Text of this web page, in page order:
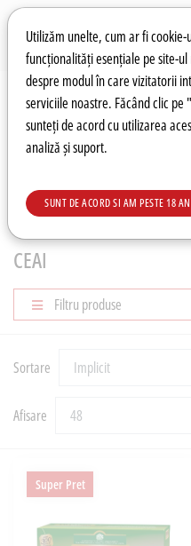
Preferințe pentru
Utilizăm unelte, cum ar fi
funcționalități esențiale pe site-
despre modul în care vizitatorii
serviciile noastre. Făcând clic
sunteți de acord cu utilizarea
analiză și suport.
SUNT DE ACORD SI AM PESTE 18
Wishlist
CAFEA & CEAI Ceai
CEAI
Filtru produse
Sortare
Afisare
Super Pret